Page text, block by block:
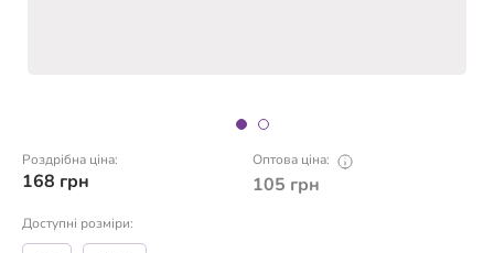
Роздрібна ціна:
168 грн
Оптова ціна:
105 грн
Доступні розміри: